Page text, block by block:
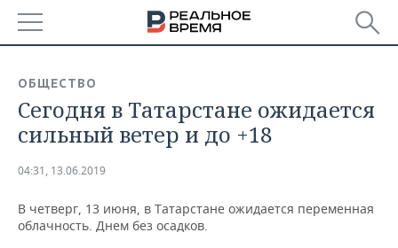
БАШКОРТОСТАН
ТАТАРСТАН
НОВОСТИ
АНАЛИТИКА
ДЕКЛАРАЦИИ О ДОХОДАХ
НОВОСТИ ЭКОНОМИКИ
ПРОМЫШЛЕННОСТЬ
ОБЩЕСТВО
Сегодня в Татарстане ожидается
сильный ветер и до +18
04:31, 13.06.2019
В четверг, 13 июня, в Татарстане ожидается переменная
облачность. Днем без осадков.